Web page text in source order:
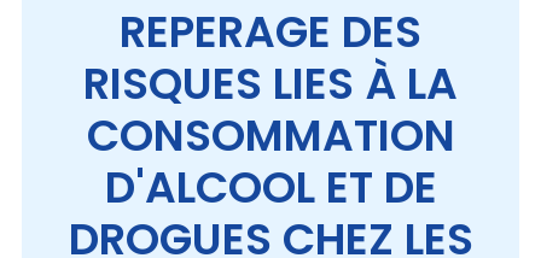
REPERAGE DES
RISQUES LIES À LA
CONSOMMATION
D'ALCOOL ET DE
DROGUES CHEZ LES